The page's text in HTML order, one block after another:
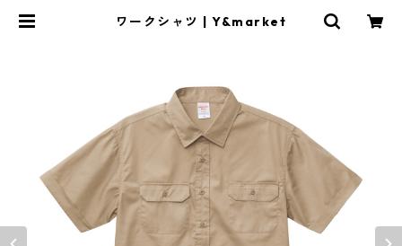
ワークシャツ | Y&market